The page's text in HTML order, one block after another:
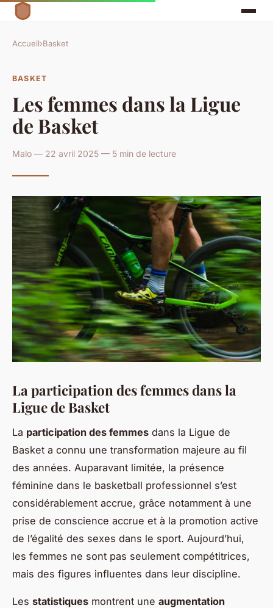
Accueil›Basket
BASKET
Les femmes dans la Ligue
de Basket
Malo — 22 avril 2025 — 5 min de lecture
La participation des femmes dans la
Ligue de Basket
La participation des femmes dans la Ligue de
Basket a connu une transformation majeure au fil
des années. Auparavant limitée, la présence
féminine dans le basketball professionnel s’est
considérablement accrue, grâce notamment à une
prise de conscience accrue et à la promotion active
de l’égalité des sexes dans le sport. Aujourd’hui,
les femmes ne sont pas seulement compétitrices,
mais des figures influentes dans leur discipline.
Les statistiques montrent une augmentation